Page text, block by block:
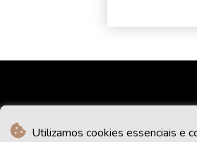
Utilizamos cookies essenciais e